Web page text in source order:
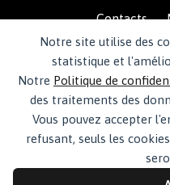
Notre site utilise des
statistique et
Notre Politique de
des traitements des
Vous pouvez accepter
refusant, seuls les
Contacts
Politique de
© 2026